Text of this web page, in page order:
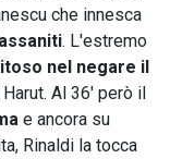
che innesca
. L'estremo
nel negare il
Al 36' però il
e ancora su
Rinaldi la tocca